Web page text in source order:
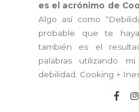
es el acrónimo de
Algo así como
probable que te
también es el
palabras utilizando
debilidad. Cooking +